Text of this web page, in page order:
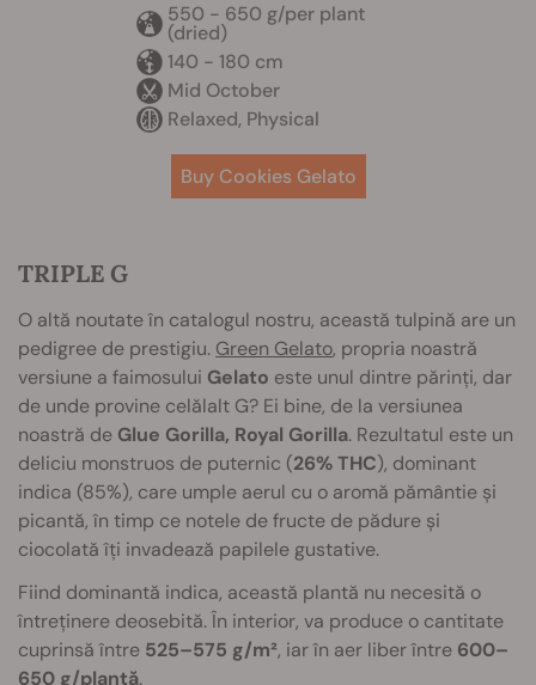
550 - 650 g/per plant
(dried)
140 - 180 cm
Mid October
Relaxed, Physical
Buy Cookies Gelato
TRIPLE G
O altă noutate în catalogul nostru, această tulpină are un
pedigree de prestigiu. Green Gelato, propria noastră
versiune a faimosului Gelato este unul dintre părinți, dar
de unde provine celălalt G? Ei bine, de la versiunea
noastră de Glue Gorilla, Royal Gorilla. Rezultatul este un
deliciu monstruos de puternic (26% THC), dominant
indica (85%), care umple aerul cu o aromă pământie și
picantă, în timp ce notele de fructe de pădure și
ciocolată îți invadează papilele gustative.
Fiind dominantă indica, această plantă nu necesită o
întreținere deosebită. În interior, va produce o cantitate
cuprinsă între 525–575 g/m², iar în aer liber între 600–
650 g/plantă.